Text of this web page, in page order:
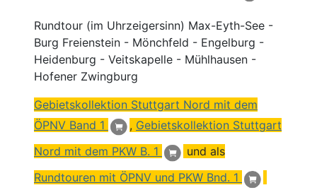
Rundtour (im Uhrzeigersinn) Max-Eyth-See -
Burg Freienstein - Mönchfeld - Engelburg -
Heidenburg - Veitskapelle - Mühlhausen -
Hofener Zwingburg
Gebietskollektion Stuttgart Nord mit dem
ÖPNV Band 1 , Gebietskollektion Stuttgart
Nord mit dem PKW B. 1
und als
Rundtouren mit ÖPNV und PKW Bnd. 1